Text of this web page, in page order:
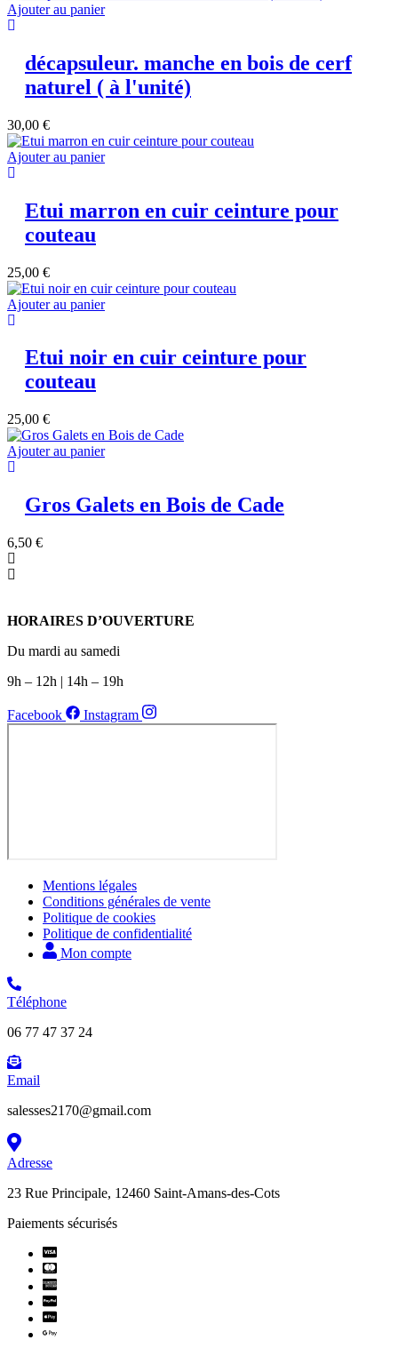
Ajouter au panier
décapsuleur. manche en bois de cerf
naturel ( à l'unité)
30,00 €
Ajouter au panier
Etui marron en cuir ceinture pour
couteau
25,00 €
Ajouter au panier
Etui noir en cuir ceinture pour
couteau
25,00 €
Ajouter au panier
Gros Galets en Bois de Cade
6,50 €
HORAIRES D’OUVERTURE
Du mardi au samedi
9h – 12h | 14h – 19h
Facebook Instagram
Mentions légales
Conditions générales de vente
Politique de cookies
Politique de confidentialité
Mon compte
Téléphone
06 77 47 37 24
Email
salesses2170@gmail.com
Adresse
23 Rue Principale, 12460 Saint-Amans-des-Cots
Paiements sécurisés